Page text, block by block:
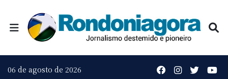
06 de agosto de 2026